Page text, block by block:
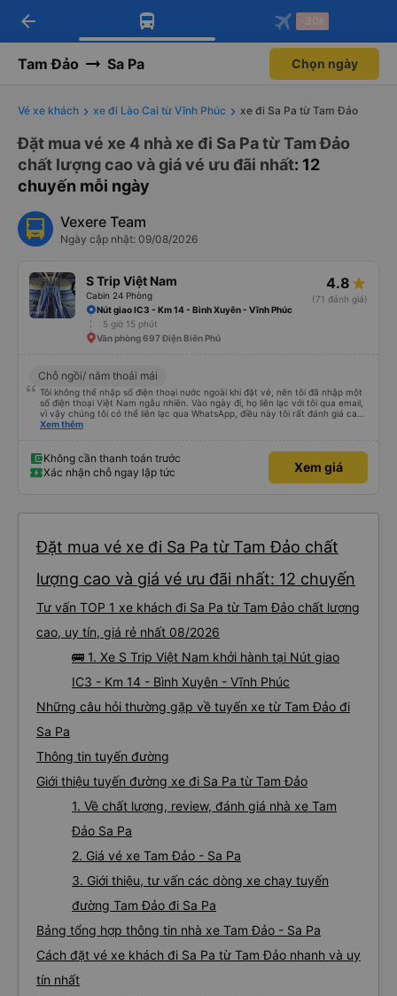
Tải app Vexere ngay!
Nhận ưu đãi thành viên độc
Mở app
Tải app Vexere
-30k/ghế khi đặt vé máy bay qua
Mở app
arrow_back -30k
Tam Đảo Sa Pa Chọn ngày
Vé xe khách xe đi Lào Cai từ Vĩnh Phúc xe đi Sa Pa từ Tam Đảo
Đặt mua vé xe 4 nhà xe đi Sa Pa từ Tam Đảo
chất lượng cao và giá vé ưu đãi nhất: 12
chuyến mỗi ngày
Vexere Team
Ngày cập nhật: 09/08/2026
S Trip Việt Nam
Cabin 24 Phòng
4.8
(71 đánh giá)
Nút giao IC3 - Km 14 - Bình Xuyên - Vĩnh Phúc
5 giờ 15 phút
Văn phòng 697 Điện Biên Phủ
Chỗ ngồi/ nằm thoải mái
Tôi không thể nhập số điện thoại nước ngoài khi đặt vé, nên tôi đã nhập một
số điện thoại Việt Nam ngẫu nhiên. Vào ngày đi, họ liên lạc với tôi qua email,
vì vậy chúng tôi có thể liên lạc qua WhatsApp, điều này tôi rất đánh giá cao.
Hướng dẫn chờ tài xế cũng rất tốt. Xe buýt sạch sẽ, tôi được phát một chai
dừng giữa sân bay và Lào Cai). Tôi không tìm thấy nhà vệ sinh trên xe, nên
hơi hoảng một chút, nhưng tôi đánh giá cao việc xe dừng nghỉ thường xuyên
ở cuối hành trình. Tôi sẽ đánh giá cao hơn nếu điều này được thông báo
Xem thêm
Không cần thanh toán trước
Xác nhận chỗ ngay lập tức
Xem giá
Đặt mua vé xe đi Sa Pa từ Tam Đảo chất
lượng cao và giá vé ưu đãi nhất: 12 chuyến
Tư vấn TOP 1 xe khách đi Sa Pa từ Tam Đảo chất lượng
cao, uy tín, giá rẻ nhất 08/2026
🚌 1. Xe S Trip Việt Nam khởi hành tại Nút giao
IC3 - Km 14 - Bình Xuyên - Vĩnh Phúc
Những câu hỏi thường gặp về tuyến xe từ Tam Đảo đi
Sa Pa
Thông tin tuyến đường
Giới thiệu tuyến đường xe đi Sa Pa từ Tam Đảo
1. Về chất lượng, review, đánh giá nhà xe Tam
Đảo Sa Pa
2. Giá vé xe Tam Đảo - Sa Pa
3. Giới thiệu, tư vấn các dòng xe chạy tuyến
đường Tam Đảo đi Sa Pa
Bảng tổng hợp thông tin nhà xe Tam Đảo - Sa Pa
Cách đặt vé xe khách đi Sa Pa từ Tam Đảo nhanh và uy
tín nhất